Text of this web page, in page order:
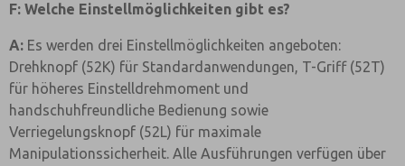
F: Welche Einstellmöglichkeiten gibt es?
A: Es werden drei Einstellmöglichkeiten angeboten:
Drehknopf (52K) für Standardanwendungen, T-Griff (52T)
für höheres Einstelldrehmoment und
handschuhfreundliche Bedienung sowie
Verriegelungsknopf (52L) für maximale
Manipulationssicherheit. Alle Ausführungen verfügen über